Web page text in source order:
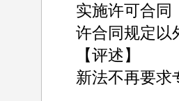
实施许可合同
许合同规定以
【评述】
新法不再要求